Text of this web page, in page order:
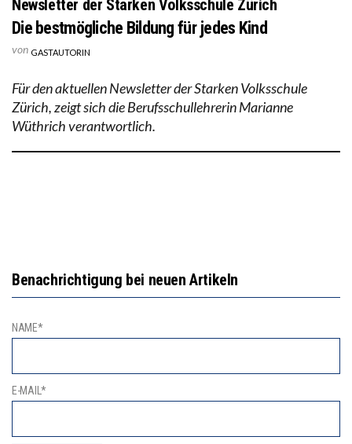
Newsletter der Starken Volksschule Zürich
Die bestmögliche Bildung für jedes Kind
von GASTAUTORIN
Für den aktuellen Newsletter der Starken Volksschule
Zürich, zeigt sich die Berufsschullehrerin Marianne
Wüthrich verantwortlich.
Benachrichtigung bei neuen Artikeln
NAME*
E-MAIL*